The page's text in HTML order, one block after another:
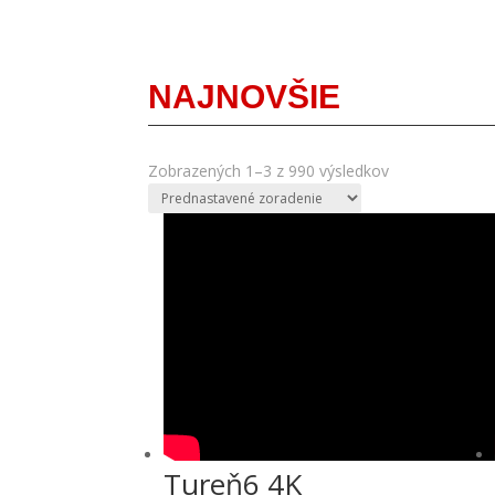
NAJNOVŠIE
Zobrazených 1–3 z 990 výsledkov
Tureň6 4K